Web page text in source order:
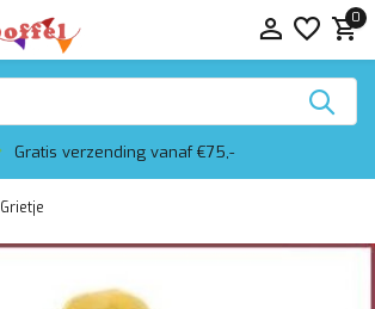
0
Gratis verzending vanaf €75,-
Grietje